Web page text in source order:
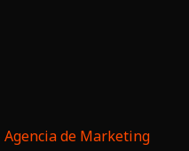
Agencia de Marketing